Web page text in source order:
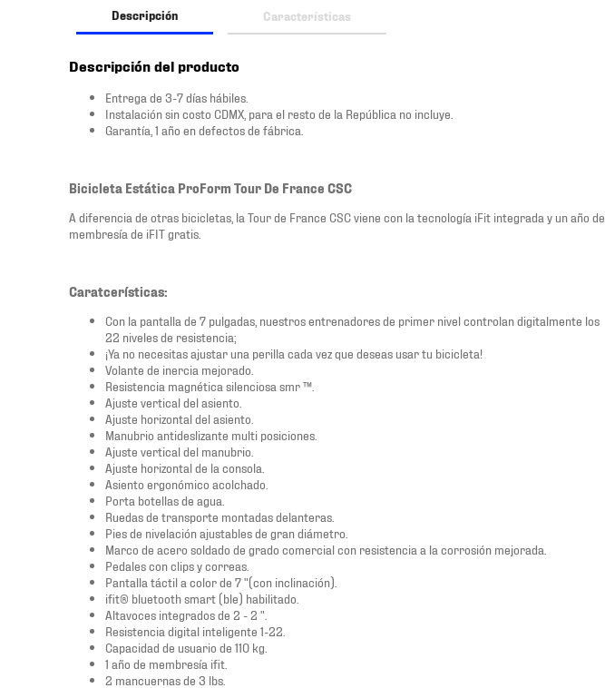
Descripción Características
Descripción del producto
Entrega de 3-7 días hábiles.
Instalación sin costo CDMX, para el resto de la República no incluye.
Garantía, 1 año en defectos de fábrica.
Bicicleta Estática ProForm Tour De France CSC
A diferencia de otras bicicletas, la Tour de France CSC viene con la tecnología iFit integrada y un año de
membresía de iFIT gratis.
Caratcerísticas:
Con la pantalla de 7 pulgadas, nuestros entrenadores de primer nivel controlan digitalmente los
22 niveles de resistencia;
¡Ya no necesitas ajustar una perilla cada vez que deseas usar tu bicicleta!
Volante de inercia mejorado.
Resistencia magnética silenciosa smr ™.
Ajuste vertical del asiento.
Ajuste horizontal del asiento.
Manubrio antideslizante multi posiciones.
Ajuste vertical del manubrio.
Ajuste horizontal de la consola.
Asiento ergonómico acolchado.
Porta botellas de agua.
Ruedas de transporte montadas delanteras.
Pies de nivelación ajustables de gran diámetro.
Marco de acero soldado de grado comercial con resistencia a la corrosión mejorada.
Pedales con clips y correas.
Pantalla táctil a color de 7 "(con inclinación).
ifit® bluetooth smart (ble) habilitado.
Altavoces integrados de 2 - 2 ".
Resistencia digital inteligente 1-22.
Capacidad de usuario de 110 kg.
1 año de membresía ifit.
2 mancuernas de 3 lbs.